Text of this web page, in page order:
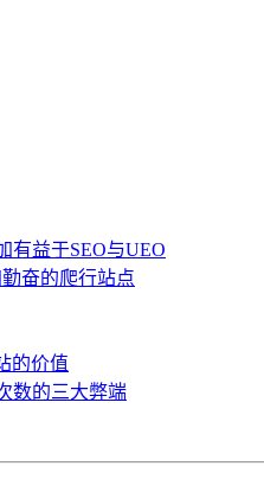
有益于SEO与UEO
奋的爬行站点
的价值
数的三大弊端